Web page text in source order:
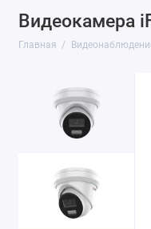
Видеокамера
Главная